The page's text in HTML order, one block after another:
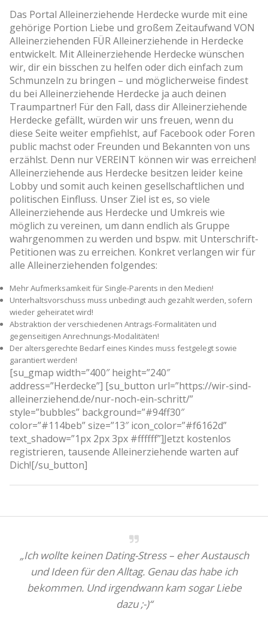
Das Portal Alleinerziehende Herdecke wurde mit eine
gehörige Portion Liebe und großem Zeitaufwand VON
Alleinerziehenden FÜR Alleinerziehende in Herdecke
entwickelt. Mit Alleinerziehende Herdecke wünschen
wir, dir ein bisschen zu helfen oder dich einfach zum
Schmunzeln zu bringen – und möglicherweise findest
du bei Alleinerziehende Herdecke ja auch deinen
Traumpartner! Für den Fall, dass dir Alleinerziehende
Herdecke gefällt, würden wir uns freuen, wenn du
diese Seite weiter empfiehlst, auf Facebook oder Foren
public machst oder Freunden und Bekannten von uns
erzählst. Denn nur VEREINT können wir was erreichen!
Alleinerziehende aus Herdecke besitzen leider keine
Lobby und somit auch keinen gesellschaftlichen und
politischen Einfluss. Unser Ziel ist es, so viele
Alleinerziehende aus Herdecke und Umkreis wie
möglich zu vereinen, um dann endlich als Gruppe
wahrgenommen zu werden und bspw. mit Unterschrift-
Petitionen was zu erreichen. Konkret verlangen wir für
alle Alleinerziehenden folgendes:
Mehr Aufmerksamkeit für Single-Parents in den Medien!
Unterhaltsvorschuss muss unbedingt auch gezahlt werden, sofern
wieder geheiratet wird!
Abstraktion der verschiedenen Antrags-Formalitäten und
gegenseitigen Anrechnungs-Modalitäten!
Der altersgerechte Bedarf eines Kindes muss festgelegt sowie
garantiert werden!
[su_gmap width=”400″ height=”240″
address=”Herdecke”] [su_button url=”https://wir-sind-
alleinerziehend.de/nur-noch-ein-schritt/”
style=”bubbles” background=”#94ff30″
color=”#114beb” size=”13″ icon_color=”#f6162d”
text_shadow=”1px 2px 3px #ffffff”]Jetzt kostenlos
registrieren, tausende Alleinerziehende warten auf
Dich![/su_button]
„Ich wollte keinen Dating-Stress – eher Austausch
und Ideen für den Alltag. Genau das habe ich
bekommen. Und irgendwann kam sogar Liebe
dazu ;-)“